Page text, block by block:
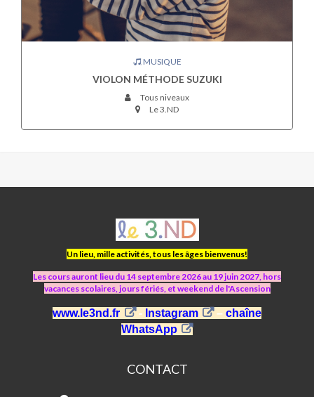
MUSIQUE
VIOLON MÉTHODE SUZUKI
Tous niveaux
Le 3.ND
ASJ
LE
3.ND
Un lieu, mille activités, tous les âges bienvenus!
Les cours auront lieu du 14 septembre 2026 au 19 juin 2027, hors
vacances scolaires, jours fériés, et weekend de l'Ascension
www.le3nd.fr - Instagram –chaîne
WhatsApp
CONTACT